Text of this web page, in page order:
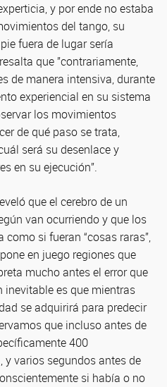
y por ende no estaba
del tango, su
fuera de lugar sería
que ”contrariamente,
de manera intensiva, durante
experiencial en su sistema
los movimientos
de qué paso se trata,
será su desenlace y
en su ejecución”.
que el cerebro de un
van ocurriendo y que los
si fueran “cosas raras”,
en juego regiones que
mucho antes el error que
inevitable es que mientras
se adquirirá para predecir
que incluso antes de
400
y varios segundos antes de
si había o no